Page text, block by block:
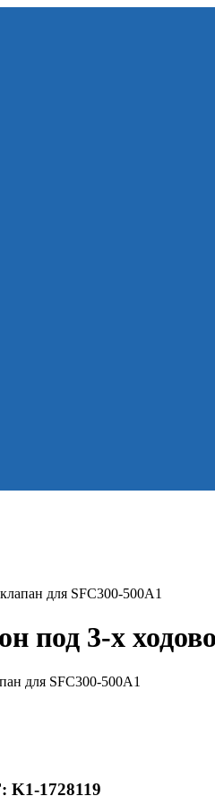
для SFC300-500A1
под 3-х
1728119